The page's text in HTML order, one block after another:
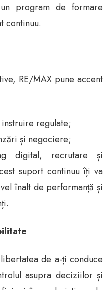
program de formare
continuu.
RE/MAX pune accent
regulate;
și negociere;
digital, recrutare și
suport continuu îți va
înalt de performanță și
de a-ți conduce
asupra deciziilor și